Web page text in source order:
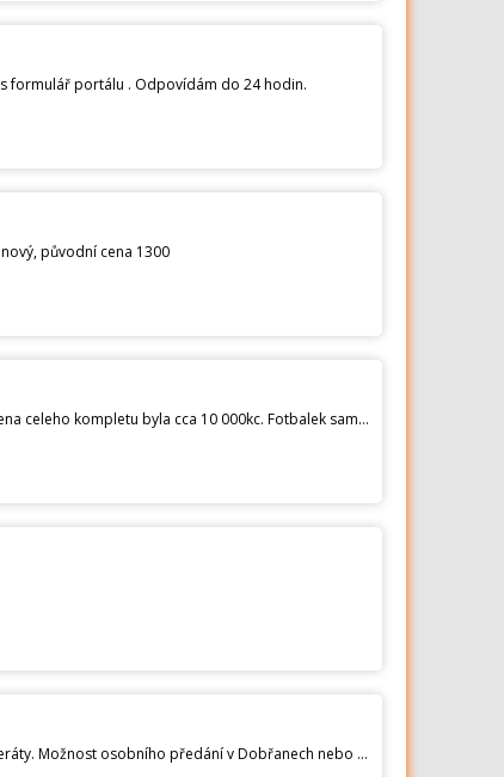
formulář portálu . Odpovídám do 24 hodin.
původní cena 1300
Cena snizena na 6000. Prodam tento stolni fotbalek s micky. Pridelano taky led osvetleni na AAA baterie. Puvodni cena celeho kompletu byla cca 10 000kc. Fotbalek samotny stoji 8800kc. Link na fotbalek: Prodavam z toho duvodu ze ho vubec neuzivam. Mam ho asi 6 mesicu a hralo jse na nem mozna 10x. Vypada jako novy az na jedno poskozeni ktere je na fotografii. Vaha 70 kilo. Podminkou pro prodej je ze si ho dokazete sami snest z 5tyho patra (bohuzel bez vytahu). Dekuji.
Prodám Exit Puzzle Ravensburger Vlk: 150281 Jednou postavené/hrané, kompletní. Máme více druhů, viz ostatní inzeráty. Možnost osobního předání v Dobřanech nebo po domluvě v Plzni. Zásilkovna 79kč, nebo Balikovna 65kč při platbě předem.